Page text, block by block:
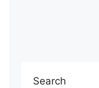
Search